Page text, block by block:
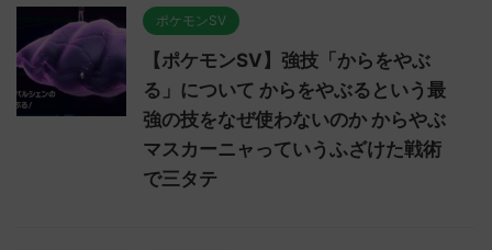
ポケモンSV
【ポケモンSV】強技「からをやぶ
る」について からをやぶるという最
強の技をなぜ使わないのか からやぶ
マスカーニャっていうふざけた戦術
で三タテ